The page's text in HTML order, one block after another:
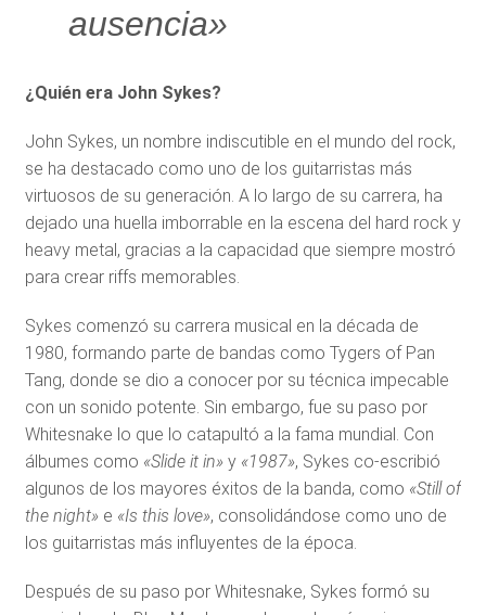
ausencia»
¿Quién era John Sykes?
John Sykes, un nombre indiscutible en el mundo del rock,
se ha destacado como uno de los guitarristas más
virtuosos de su generación. A lo largo de su carrera, ha
dejado una huella imborrable en la escena del hard rock y
heavy metal, gracias a la capacidad que siempre mostró
para crear riffs memorables.
Sykes comenzó su carrera musical en la década de
1980, formando parte de bandas como Tygers of Pan
Tang, donde se dio a conocer por su técnica impecable
con un sonido potente. Sin embargo, fue su paso por
Whitesnake lo que lo catapultó a la fama mundial. Con
álbumes como «Slide it in»y «1987», Sykes co-escribió
algunos de los mayores éxitos de la banda, como «Still of
the night»e «Is this love», consolidándose como uno de
los guitarristas más influyentes de la época.
Después de su paso por Whitesnake, Sykes formó su